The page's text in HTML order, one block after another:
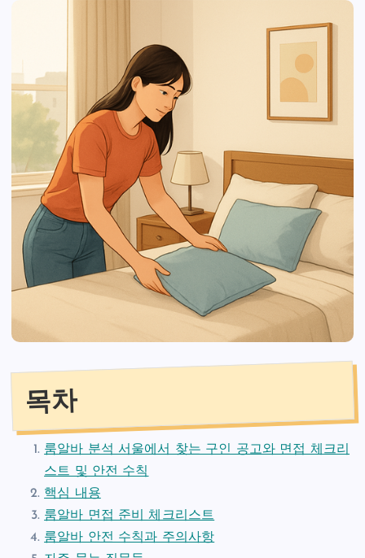
목차
룸알바 분석 서울에서 찾는 구인 공고와 면접 체크리
스트 및 안전 수칙
핵심 내용
룸알바 면접 준비 체크리스트
룸알바 안전 수칙과 주의사항